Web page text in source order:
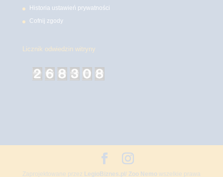
Historia ustawień prywatności
Cofnij zgody
Licznik odwiedzin witryny
Zaprojektowane przez LegioBiznes.pl / Zoo Nemowszelkie prawa